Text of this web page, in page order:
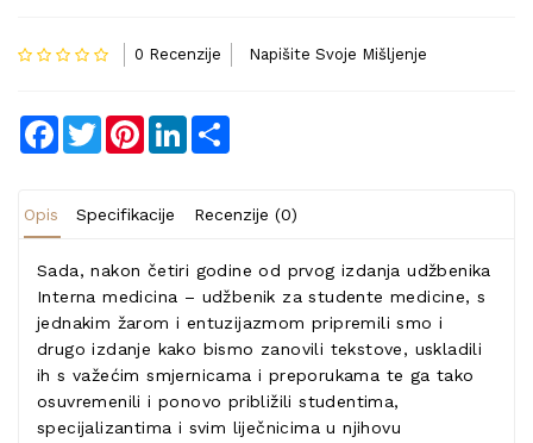
0 Recenzije Napišite Svoje Mišljenje
Facebook
TwitterPinterestLinkedIn
Opis Specifikacije Recenzije (0)
Sada, nakon četiri godine od prvog izdanja udžbenika
Interna medicina – udžbenik za studente medicine, s
jednakim žarom i entuzijazmom pripremili smo i
drugo izdanje kako bismo zanovili tekstove, uskladili
ih s važećim smjernicama i preporukama te ga tako
osuvremenili i ponovo približili studentima,
specijalizantima i svim liječnicima u njihovu